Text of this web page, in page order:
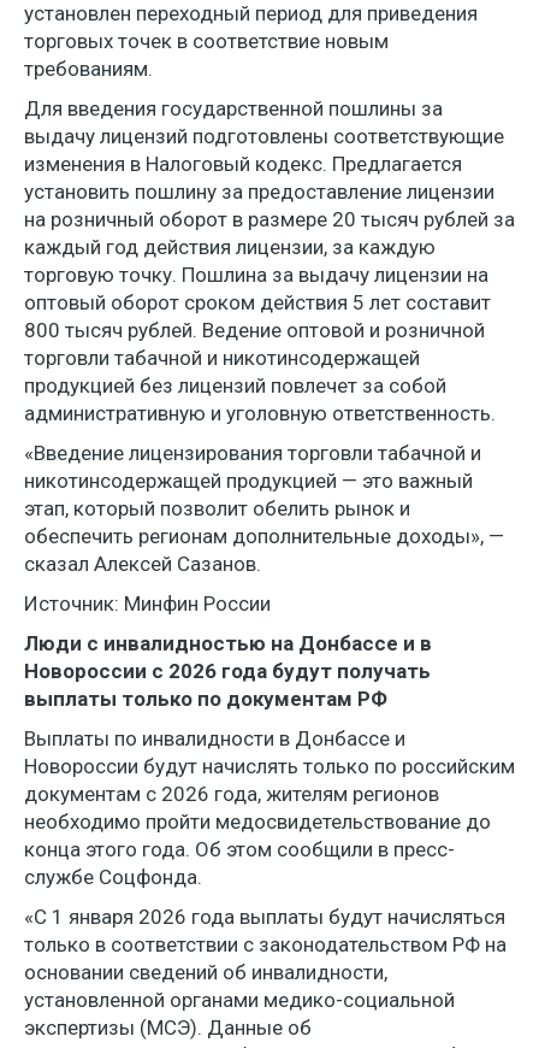
установлен переходный период для приведения
торговых точек в соответствие новым
требованиям.
Для введения государственной пошлины за
выдачу лицензий подготовлены соответствующие
изменения в Налоговый кодекс. Предлагается
установить пошлину за предоставление лицензии
на розничный оборот в размере 20 тысяч рублей за
каждый год действия лицензии, за каждую
торговую точку. Пошлина за выдачу лицензии на
оптовый оборот сроком действия 5 лет составит
800 тысяч рублей. Ведение оптовой и розничной
торговли табачной и никотинсодержащей
продукцией без лицензий повлечет за собой
административную и уголовную ответственность.
«Введение лицензирования торговли табачной и
никотинсодержащей продукцией — это важный
этап, который позволит обелить рынок и
обеспечить регионам дополнительные доходы», —
сказал Алексей Сазанов.
Источник: Минфин России
Люди с инвалидностью на Донбассе и в
Новороссии с 2026 года будут получать
выплаты только по документам РФ
Выплаты по инвалидности в Донбассе и
Новороссии будут начислять только по российским
документам с 2026 года, жителям регионов
необходимо пройти медосвидетельствование до
конца этого года. Об этом сообщили в пресс-
службе Соцфонда.
«С 1 января 2026 года выплаты будут начисляться
только в соответствии с законодательством РФ на
основании сведений об инвалидности,
установленной органами медико-социальной
экспертизы (МСЭ). Данные об